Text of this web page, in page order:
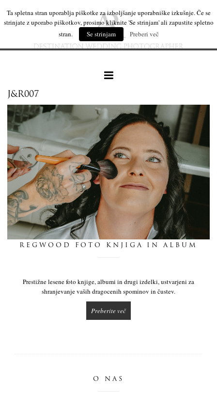
naše delo
leseni izdelki
dnevnik
J&R007
REGWOOD FOTO KNJIGA IN ALBUM
Prestižne lesene foto knjige, albumi in drugi izdelki, ustvarjeni za
shranjevanje vaših dragocenih spominov in čustev.
Preberite več
O NAS
Ta spletna stran uporablja piškotke za izboljšanje uporabniške izkušnje. Če se
strinjate z uporabo piškotkov, prosimo kliknite 'Se strinjam' ali zapustite spletno
stran.
Se strinjam Preberi več